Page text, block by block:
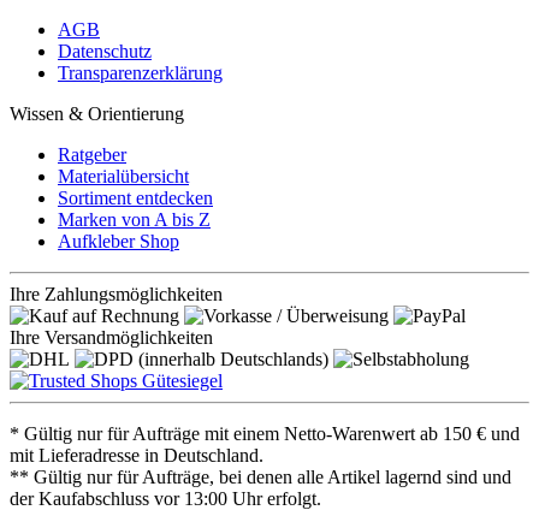
AGB
Datenschutz
Transparenzerklärung
Wissen & Orientierung
Ratgeber
Materialübersicht
Sortiment entdecken
Marken von A bis Z
Aufkleber Shop
Ihre Zahlungsmöglichkeiten
Ihre Versandmöglichkeiten
* Gültig nur für Aufträge mit einem Netto-Warenwert ab 150 € und
mit Lieferadresse in Deutschland.
** Gültig nur für Aufträge, bei denen alle Artikel lagernd sind und
der Kaufabschluss vor 13:00 Uhr erfolgt.